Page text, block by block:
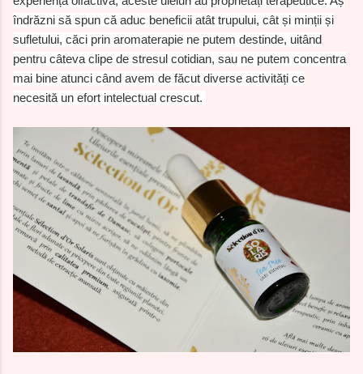
îndrăzni să spun că aduc beneficii atât trupului, cât și minții și
sufletului, căci prin aromaterapie ne putem destinde, uitând
pentru câteva clipe de stresul cotidian, sau ne putem concentra
mai bine atunci când avem de făcut diverse activități ce
necesită un efort intelectual crescut.